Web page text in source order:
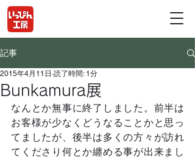
記事
Bunkamura展
2015年4月11日 読了時間: 1分
なんとか無事に終了しました。前半は
お客様が少なくどうなることかと思っ
てましたが、後半は多くの方々が訪れ
てくださり何とか纏める事が出来まし